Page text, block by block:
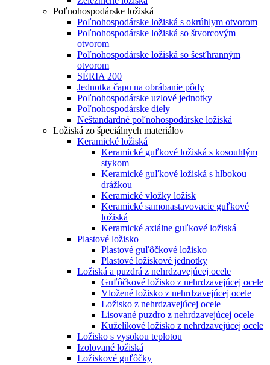
Poľnohospodárske ložiská
Poľnohospodárske ložiská s okrúhlym otvorom
Poľnohospodárske ložiská so štvorcovým
otvorom
Poľnohospodárske ložiská so šesťhranným
otvorom
SÉRIA 200
Jednotka čapu na obrábanie pôdy
Poľnohospodárske uzlové jednotky
Poľnohospodárske diely
Neštandardné poľnohospodárske ložiská
Ložiská zo špeciálnych materiálov
Keramické ložiská
Keramické guľkové ložiská s kosouhlým
stykom
Keramické guľkové ložiská s hlbokou
drážkou
Keramické vložky ložísk
Keramické samonastavovacie guľkové
ložiská
Keramické axiálne guľkové ložiská
Plastové ložisko
Plastové guľôčkové ložisko
Plastové ložiskové jednotky
Ložiská a puzdrá z nehrdzavejúcej ocele
Guľôčkové ložisko z nehrdzavejúcej ocele
Vložené ložisko z nehrdzavejúcej ocele
Ložisko z nehrdzavejúcej ocele
Lisované puzdro z nehrdzavejúcej ocele
Kuželíkové ložisko z nehrdzavejúcej ocele
Ložisko s vysokou teplotou
Izolované ložiská
Ložiskové guľôčky